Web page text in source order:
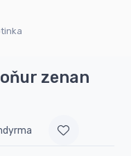
zenan